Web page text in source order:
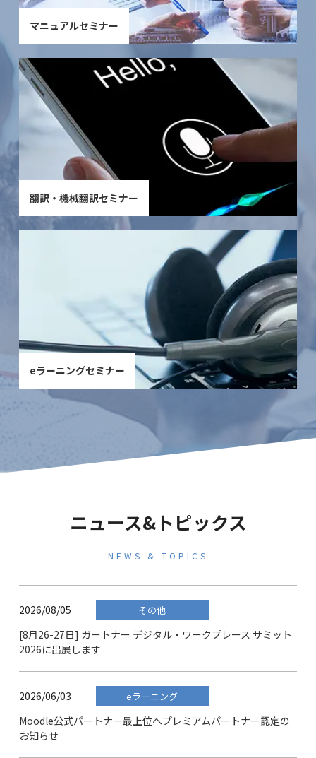
マニュアルセミナー
翻訳・機械翻訳セミナー
eラーニングセミナー
ニュース&トピックス
NEWS & TOPICS
2026/08/05 その他
[8月26-27日] ガートナー デジタル・ワークプレース サミット
2026に出展します
2026/06/03 eラーニング
Moodle公式パートナー最上位へ――プレミアムパートナー認定の
お知らせ